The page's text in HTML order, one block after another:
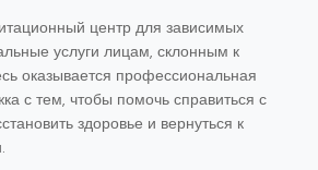
центр для зависимых
услуги лицам, склонным к
оказывается профессиональная
с тем, чтобы помочь справиться с
здоровье и вернуться к